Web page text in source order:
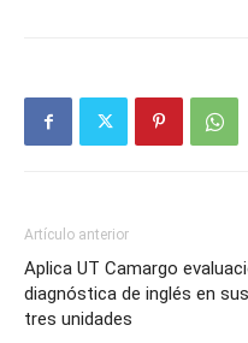
Artículo anterior
Aplica UT Camargo
diagnóstica de inglés en sus
tres unidades